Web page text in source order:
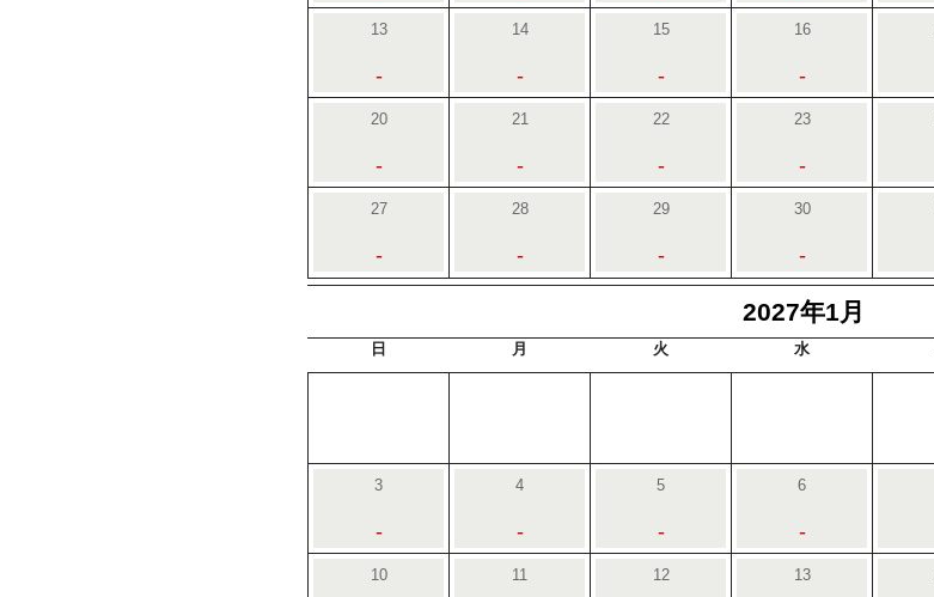
13
-
14
-
15
-
16
-
20
-
21
-
22
-
23
-
27
-
28
-
29
-
30
-
2027年1月
日 月 火 水
3
-
4
-
5
-
6
-
10 11 12 13